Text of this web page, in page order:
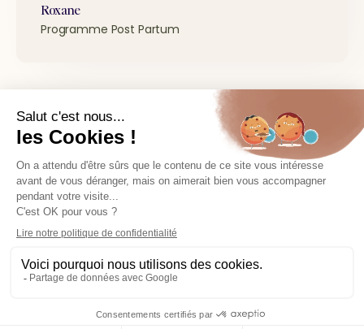
Roxane
Programme Post Partum